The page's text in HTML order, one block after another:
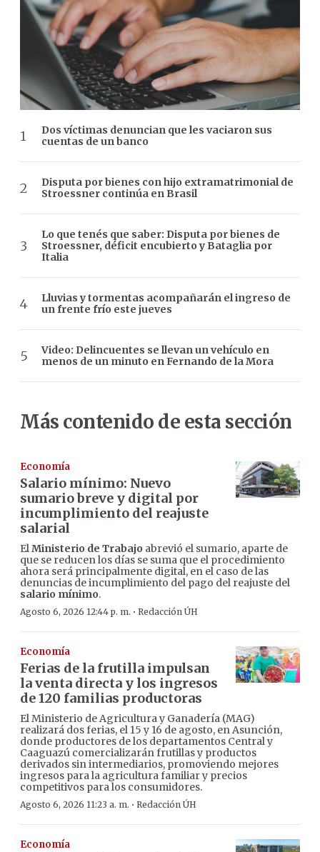
Dos víctimas denuncian que les vaciaron sus
cuentas de un banco
Disputa por bienes con hijo extramatrimonial de
Stroessner continúa en Brasil
Lo que tenés que saber: Disputa por bienes de
Stroessner, déficit encubierto y Bataglia por
Italia
Lluvias y tormentas acompañarán el ingreso de
un frente frío este jueves
Video: Delincuentes se llevan un vehículo en
menos de un minuto en Fernando de la Mora
Más contenido de esta sección
Economía
Salario mínimo: Nuevo
sumario breve y digital por
incumplimiento del reajuste
salarial
ElMinisterio de Trabajo abrevió el sumario, aparte de
que se reducen los días se suma que el procedimiento
ahora será principalmente digital, en el caso de las
denuncias de incumplimiento del pago del reajuste del
salario mínimo.
Agosto 6, 2026 12:44 p. m. · Redacción ÚH
Economía
Ferias de la frutilla impulsan
la venta directa y los ingresos
de 120 familias productoras
El Ministerio de Agricultura y Ganadería (MAG)
realizará dos ferias, el 15 y 16 de agosto, en Asunción,
donde productores de los departamentos Central y
Caaguazú comercializarán frutillas y productos
derivados sin intermediarios, promoviendo mejores
ingresos para la agricultura familiar y precios
competitivos para los consumidores.
Agosto 6, 2026 11:23 a. m. · Redacción ÚH
Economía